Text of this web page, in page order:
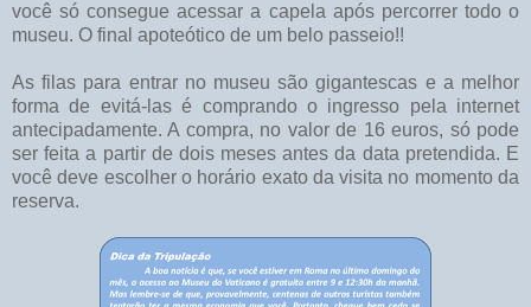
você só consegue acessar a capela após percorrer todo o
museu. O final apoteótico de um belo passeio!!
As filas para entrar no museu são gigantescas e a melhor
forma de evitá-las é comprando o ingresso pela internet
antecipadamente. A compra, no valor de 16 euros, só pode
ser feita a partir de dois meses antes da data pretendida. E
você deve escolher o horário exato da visita no momento da
reserva.